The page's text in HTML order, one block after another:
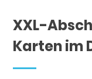
/
/
XXL-
Karten im